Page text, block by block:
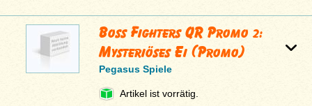
Boss Fighters QR Promo 2:
Mysteriöses Ei (Promo)
Pegasus Spiele
Artikel ist vorrätig.